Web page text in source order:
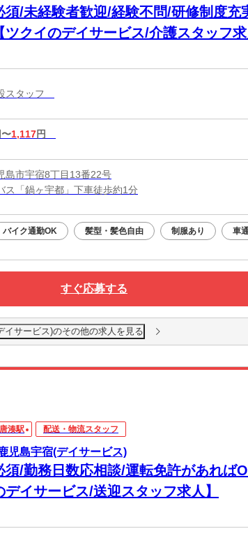
須/未経験者歓迎/経験不問/研修制度充
ツクイのデイサービス/介護スタッフ求
スタッフ
〜1,117円
島市宇宿8丁目13番22号
ス「鍋ヶ宇都」下車徒歩約1分
バイク通勤OK 髪型・髪色自由 制服あり 車
すぐ応募する
イサービス)のその他の求人を見る
唐湊駅 配送・物流スタッフ
児島宇宿(デイサービス)
須/勤務日数応相談/運転免許があれば
デイサービス/送迎スタッフ求人】